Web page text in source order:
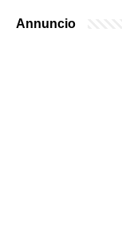
Annuncio